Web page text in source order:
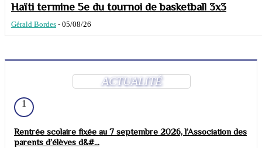
Haïti termine 5e du tournoi de basketball 3x3
Gérald Bordes - 05/08/26
ACTUALITÉ
1
Rentrée scolaire fixée au 7 septembre 2026, l’Association des
parents d’élèves d&#...